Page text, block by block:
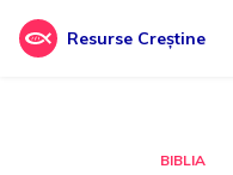
Resurse Creștine
BIBLIA